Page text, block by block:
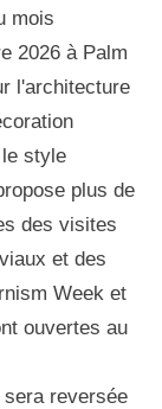
mois
2026 à Palm
l'architecture
style
plus de
des visites
et des
Week et
ouvertes au
reversée